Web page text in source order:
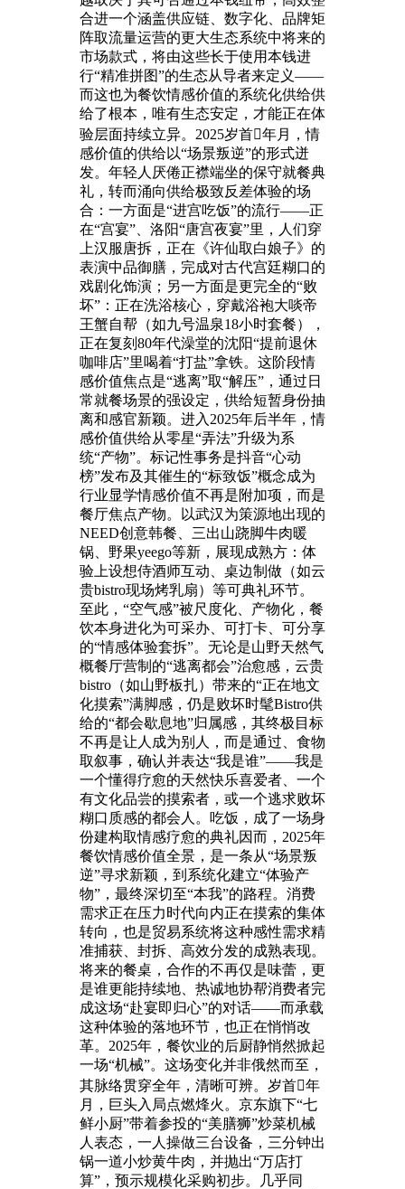
合进一个涵盖供应链、数字化、品牌矩
阵取流量运营的更大生态系统中将来的
市场款式，将由这些长于使用本钱进
行“精准拼图”的生态从导者来定义——
而这也为餐饮情感价值的系统化供给供
给了根本，唯有生态安定，才能正在体
验层面持续立异。2025岁首年月，情
感价值的供给以“场景叛逆”的形式迸
发。年轻人厌倦正襟端坐的保守就餐典
礼，转而涌向供给极致反差体验的场
合：一方面是“进宫吃饭”的流行——正
在“宫宴”、洛阳“唐宫夜宴”里，人们穿
上汉服唐拆，正在《许仙取白娘子》的
表演中品御膳，完成对古代宫廷糊口的
戏剧化饰演；另一方面是更完全的“败
坏”：正在洗浴核心，穿戴浴袍大啖帝
王蟹自帮（如九号温泉18小时套餐），
正在复刻80年代澡堂的沈阳“提前退休
咖啡店”里喝着“打盐”拿铁。这阶段情
感价值焦点是“逃离”取“解压”，通过日
常就餐场景的强设定，供给短暂身份抽
离和感官新颖。进入2025年后半年，情
感价值供给从零星“弄法”升级为系
统“产物”。标记性事务是抖音“心动
榜”发布及其催生的“标致饭”概念成为
行业显学情感价值不再是附加项，而是
餐厅焦点产物。以武汉为策源地出现的
NEED创意韩餐、三出山跷脚牛肉暖
锅、野果yeego等新，展现成熟方：体
验上设想侍酒师互动、桌边制做（如云
贵bistro现场烤乳扇）等可典礼环节。
至此，“空气感”被尺度化、产物化，餐
饮本身进化为可采办、可打卡、可分享
的“情感体验套拆”。无论是山野天然气
概餐厅营制的“逃离都会”治愈感，云贵
bistro（如山野板扎）带来的“正在地文
化摸索”满脚感，仍是败坏时髦Bistro供
给的“都会歇息地”归属感，其终极目标
不再是让人成为别人，而是通过、食物
取叙事，确认并表达“我是谁”——我是
一个懂得疗愈的天然快乐喜爱者、一个
有文化品尝的摸索者，或一个逃求败坏
糊口质感的都会人。吃饭，成了一场身
份建构取情感疗愈的典礼因而，2025年
餐饮情感价值全景，是一条从“场景叛
逆”寻求新颖，到系统化建立“体验产
物”，最终深切至“本我”的路程。消费
需求正在压力时代向内正在摸索的集体
转向，也是贸易系统将这种感性需求精
准捕获、封拆、高效分发的成熟表现。
将来的餐桌，合作的不再仅是味蕾，更
是谁更能持续地、热诚地协帮消费者完
成这场“赴宴即归心”的对话——而承载
这种体验的落地环节，也正在悄悄改
革。2025年，餐饮业的后厨静悄然掀起
一场“机械”。这场变化并非俄然而至，
其脉络贯穿全年，清晰可辨。岁首年
月，巨头入局点燃烽火。京东旗下“七
鲜小厨”带着参投的“美膳狮”炒菜机械
人表态，一人操做三台设备，三分钟出
锅一道小炒黄牛肉，并抛出“万店打
算”，预示规模化采购初步。几乎同